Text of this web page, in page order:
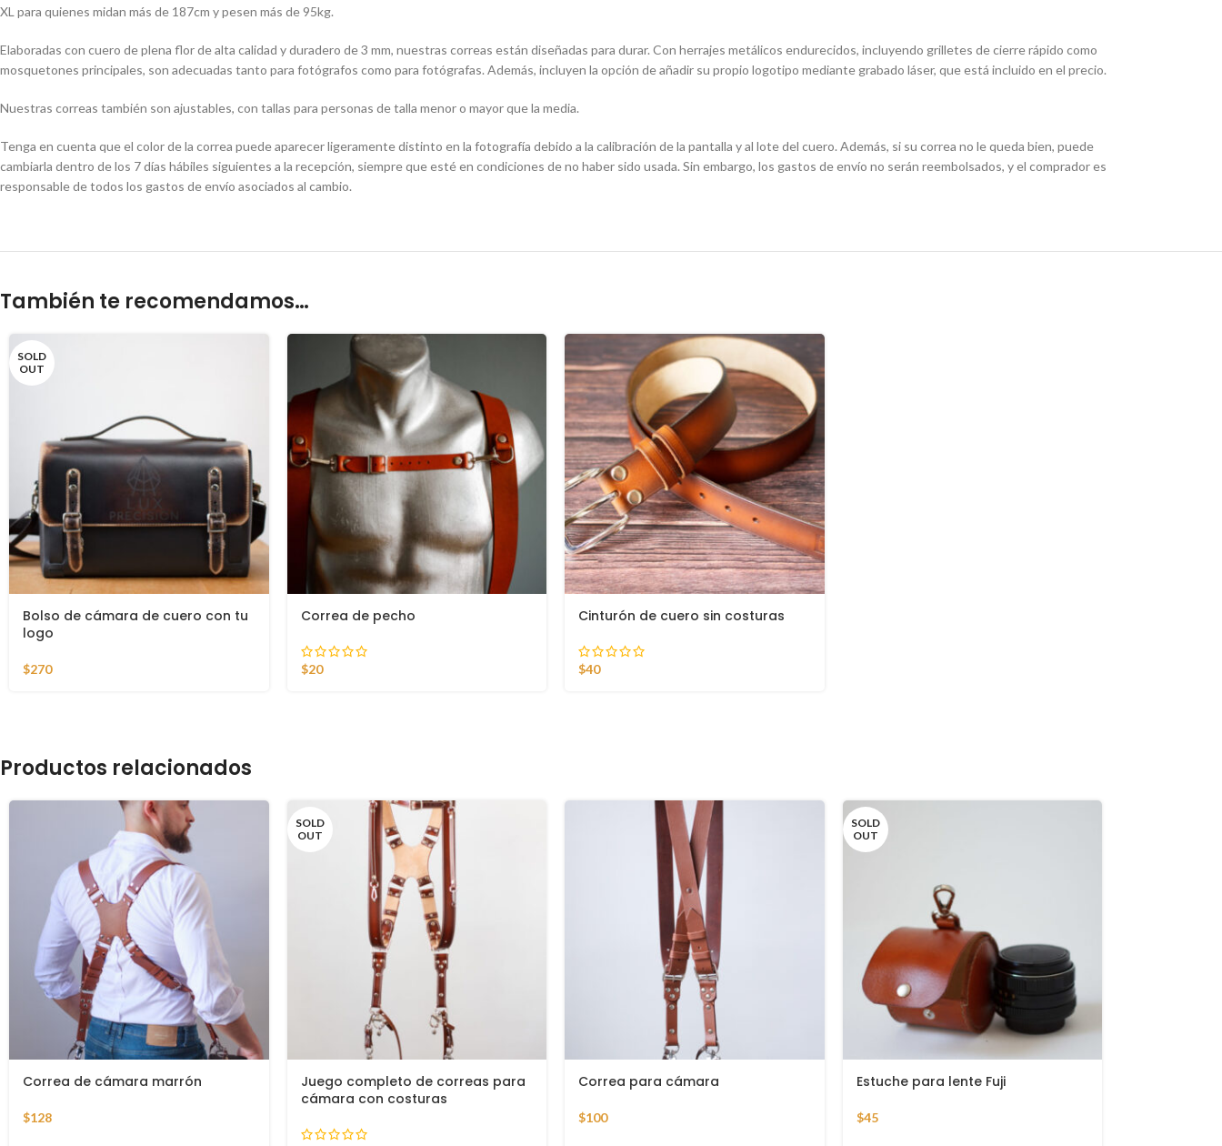
XL para quienes midan más de 187cm y pesen más de 95kg.
Elaboradas con cuero de plena flor de alta calidad y duradero de 3 mm, nuestras correas están diseñadas para durar. Con herrajes metálicos endurecidos, incluyendo grilletes de cierre rápido como
mosquetones principales, son adecuadas tanto para fotógrafos como para fotógrafas. Además, incluyen la opción de añadir su propio logotipo mediante grabado láser, que está incluido en el precio.
Nuestras correas también son ajustables, con tallas para personas de talla menor o mayor que la media.
Tenga en cuenta que el color de la correa puede aparecer ligeramente distinto en la fotografía debido a la calibración de la pantalla y al lote del cuero. Además, si su correa no le queda bien, puede
cambiarla dentro de los 7 días hábiles siguientes a la recepción, siempre que esté en condiciones de no haber sido usada. Sin embargo, los gastos de envío no serán reembolsados, y el comprador es
responsable de todos los gastos de envío asociados al cambio.
También te recomendamos…
SOLD
OUT
Bolso de cámara de cuero con tu
logo
$270
Correa de pecho
$20
Cinturón de cuero sin costuras
$40
Productos relacionados
Correa de cámara marrón
$128
SOLD
OUT
Juego completo de correas para
cámara con costuras
Correa para cámara
$100
SOLD
OUT
Estuche para lente Fuji
$45